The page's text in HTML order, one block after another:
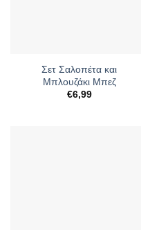
Σετ Σαλοπέτα και
Μπλουζάκι Μπεζ
€6,99